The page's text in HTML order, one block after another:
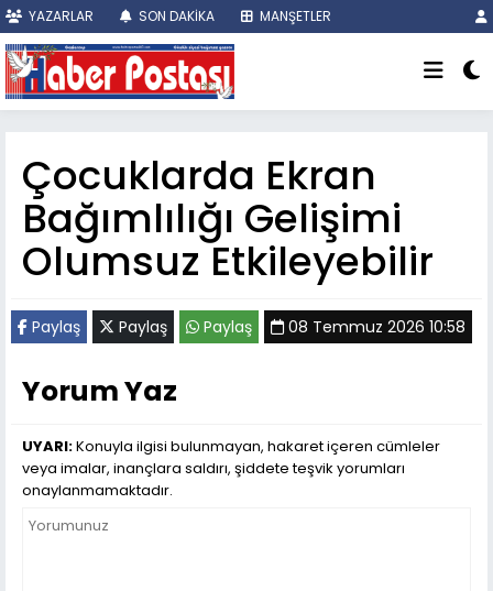
YAZARLAR SON DAKİKA MANŞETLER
Çocuklarda Ekran
Bağımlılığı Gelişimi
Olumsuz Etkileyebilir
Paylaş Paylaş Paylaş 08 Temmuz 2026 10:58
Yorum Yaz
UYARI:Konuyla ilgisi bulunmayan, hakaret içeren cümleler
veya imalar, inançlara saldırı, şiddete teşvik yorumları
onaylanmamaktadır.